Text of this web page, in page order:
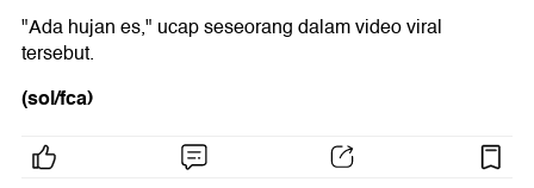
"Ada hujan es," ucap seseorang dalam video viral
tersebut.
(sol/fca)